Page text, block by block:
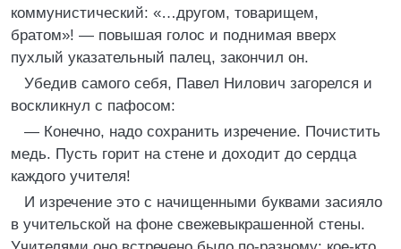
коммунистический: «…другом, товарищем,
братом»! — повышая голос и поднимая вверх
пухлый указательный палец, закончил он.
Убедив самого себя, Павел Нилович загорелся и
воскликнул с пафосом:
— Конечно, надо сохранить изречение. Почистить
медь. Пусть горит на стене и доходит до сердца
каждого учителя!
И изречение это с начищенными буквами засияло
в учительской на фоне свежевыкрашенной стены.